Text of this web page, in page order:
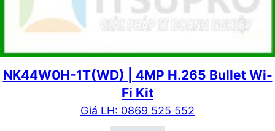
NK44W0H-1T(WD) | 4MP H.265 Bullet Wi-
Fi Kit
Giá LH: 0869 525 552